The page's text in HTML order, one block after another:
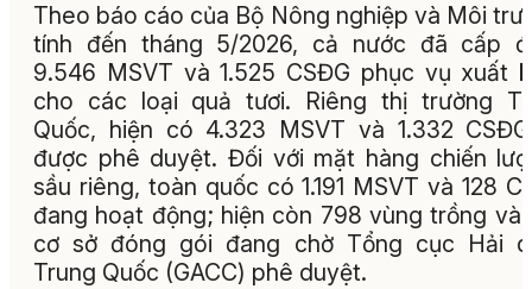
Theo báo cáo của Bộ Nông nghiệp và Môi
tính đến tháng 5/2026, cả nước đã cấp
9.546 MSVT và 1.525 CSĐG phục vụ xuất
cho các loại quả tươi. Riêng thị trường
Quốc, hiện có 4.323 MSVT và 1.332
được phê duyệt. Đối với mặt hàng chiến
sầu riêng, toàn quốc có 1.191 MSVT và 128
đang hoạt động; hiện còn 798 vùng trồng và
cơ sở đóng gói đang chờ Tổng cục Hải
Trung Quốc (GACC) phê duyệt.